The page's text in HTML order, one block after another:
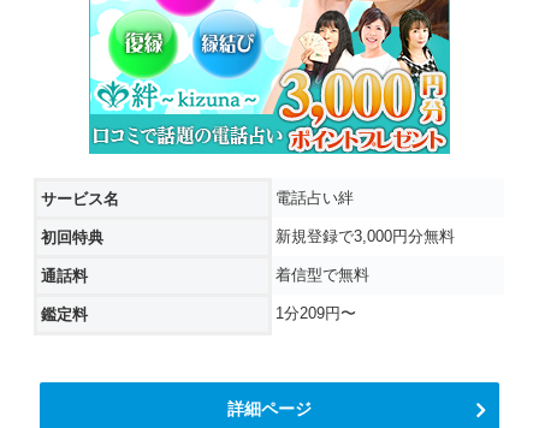
サービス名 電話占い絆
初回特典 新規登録で3,000円分無料
通話料 着信型で無料
鑑定料 1分209円〜
詳細ページ